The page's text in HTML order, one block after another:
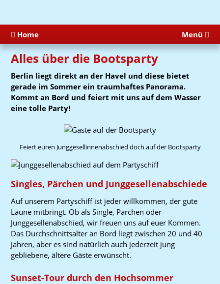
Home Menü
Alles über die Bootsparty
Berlin liegt direkt an der Havel und diese bietet
gerade im Sommer ein traumhaftes Panorama.
Kommt an Bord und feiert mit uns auf dem Wasser
eine tolle Party!
Feiert euren Junggesellinnenabschied doch auf der Bootsparty
Singles, Pärchen und Junggesellenabschiede
Auf unserem Partyschiff ist jeder willkommen, der gute
Laune mitbringt. Ob als Single, Pärchen oder
Junggesellenabschied, wir freuen uns auf euer Kommen.
Das Durchschnittsalter an Bord liegt zwischen 20 und 40
Jahren, aber es sind natürlich auch jederzeit jung
gebliebene, ältere Gäste erwünscht.
Sunset-Tour durch den Hochsommer